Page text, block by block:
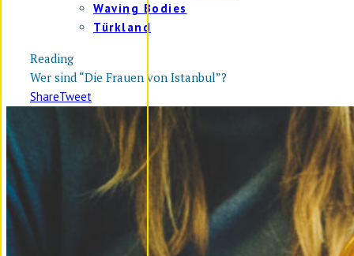
Waving Bodies
Türkland
Reading
Wer sind “Die Frauen von Istanbul”?
ShareTweet